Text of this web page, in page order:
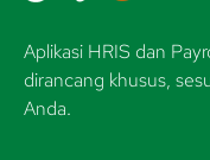
Aplikasi HRIS dan
dirancang khusus,
Anda.